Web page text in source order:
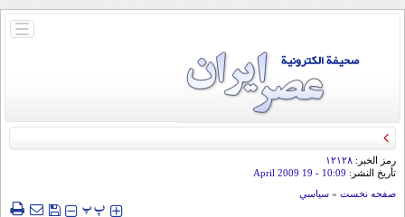
باز
رمز الخبر: ۱۲۱۲۸
تأريخ النشر: 10:09
- 19 April 2009
صفحه نخست » سياسي
‍‍‍ پپ